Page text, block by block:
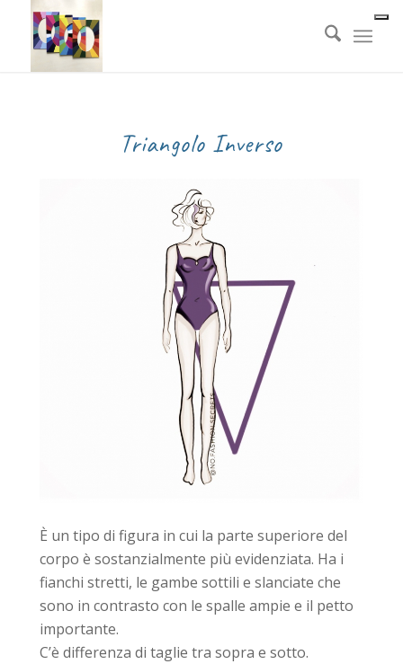
Triangolo Inverso
È un tipo di figura in cui la parte superiore del
corpo è sostanzialmente più evidenziata. Ha i
fianchi stretti, le gambe sottili e slanciate che
sono in contrasto con le spalle ampie e il petto
importante.
C’è differenza di taglie tra sopra e sotto.